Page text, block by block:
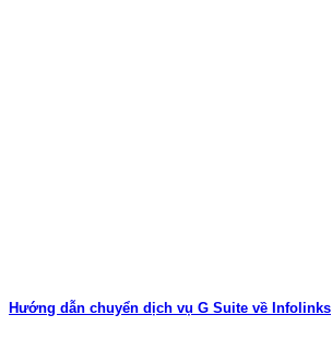
Hướng dẫn chuyển dịch vụ G Suite về Infolinks